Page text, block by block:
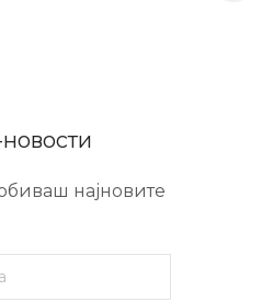
најновите